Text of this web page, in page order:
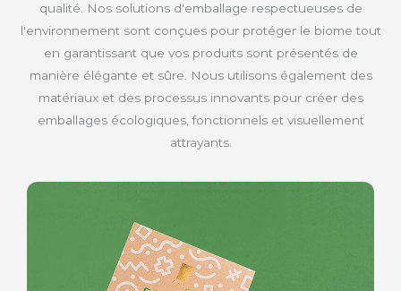
qualité. Nos solutions d'emballage respectueuses de
l'environnement sont conçues pour protéger le biome tout
en garantissant que vos produits sont présentés de
manière élégante et sûre. Nous utilisons également des
matériaux et des processus innovants pour créer des
emballages écologiques, fonctionnels et visuellement
attrayants.